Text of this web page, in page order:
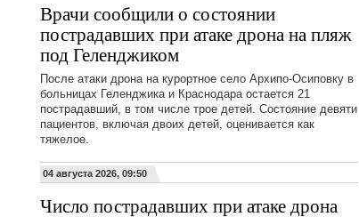
Врачи сообщили о состоянии
пострадавших при атаке дрона на пляж
под Геленджиком
После атаки дрона на курортное село Архипо-Осиповку в
больницах Геленджика и Краснодара остается 21
пострадавший, в том числе трое детей. Состояние девяти
пациентов, включая двоих детей, оценивается как
тяжелое.
04 августа 2026, 09:50
Число пострадавших при атаке дрона